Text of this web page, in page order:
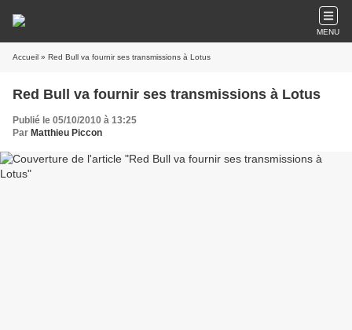
MENU
Accueil » Red Bull va fournir ses transmissions à Lotus
Red Bull va fournir ses transmissions à Lotus
Publié le 05/10/2010 à 13:25
Par Matthieu Piccon